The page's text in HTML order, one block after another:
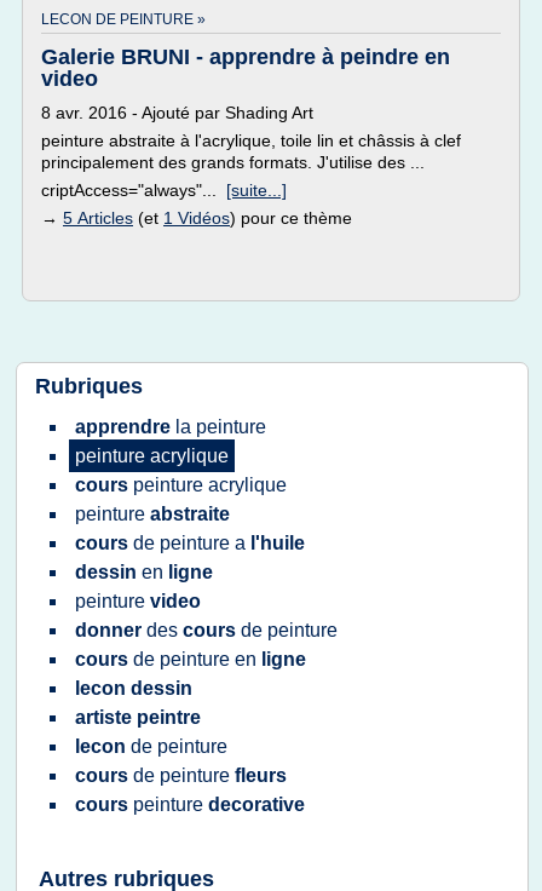
LECON DE PEINTURE »
Galerie BRUNI - apprendre à peindre en
video
8 avr. 2016 - Ajouté par Shading Art
peinture abstraite à l'acrylique, toile lin et châssis à clef
principalement des grands formats. J'utilise des ...
criptAccess="always"... [suite...]
→ 5 Articles (et 1 Vidéos) pour ce thème
Rubriques
apprendre la peinture
peinture acrylique
cours peinture acrylique
peinture abstraite
cours de peinture a l'huile
dessin en ligne
peinture video
donner des cours de peinture
cours de peinture en ligne
lecon dessin
artiste peintre
lecon de peinture
cours de peinture fleurs
cours peinture decorative
Autres rubriques